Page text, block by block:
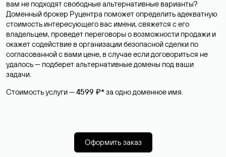
вам не подходят свободные альтернативные варианты?
Доменный брокер Руцентра поможет определить адекватную
стоимость интересующего вас имени, свяжется с его
владельцем, проведет переговоры о возможности продажи и
окажет содействие в организации безопасной сделки по
согласованной с вами цене, в случае если договориться не
удалось — подберет альтернативные домены под ваши
задачи.
Стоимость услуги —4599 ₽*за одно доменное имя.
Оформить заказ